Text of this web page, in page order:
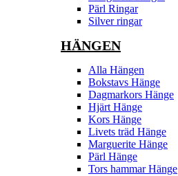
Pärl Ringar
Silver ringar
HÄNGEN
Alla Hängen
Bokstavs Hänge
Dagmarkors Hänge
Hjärt Hänge
Kors Hänge
Livets träd Hänge
Marguerite Hänge
Pärl Hänge
Tors hammar Hänge